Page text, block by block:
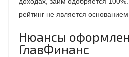
рейтинг не является основанием
Нюансы
ГлавФинанс